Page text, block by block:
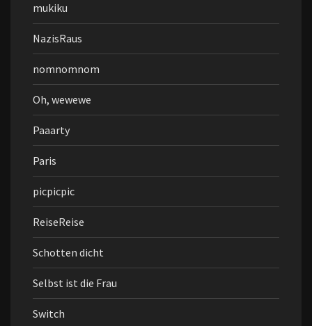
mukiku
NazisRaus
nomnomnom
Oh, wewewe
Paaarty
Paris
picpicpic
ReiseReise
Schotten dicht
Selbst ist die Frau
Switch